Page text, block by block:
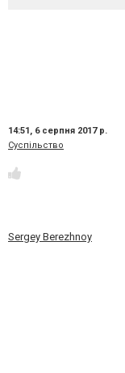
14:51, 6 серпня 2017 р.
Суспільство
Sergey Berezhnoy